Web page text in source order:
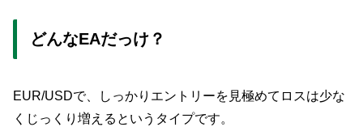
どんなEAだっけ？
EUR/USDで、しっかりエントリーを見極めてロスは少な
くじっくり増えるというタイプです。